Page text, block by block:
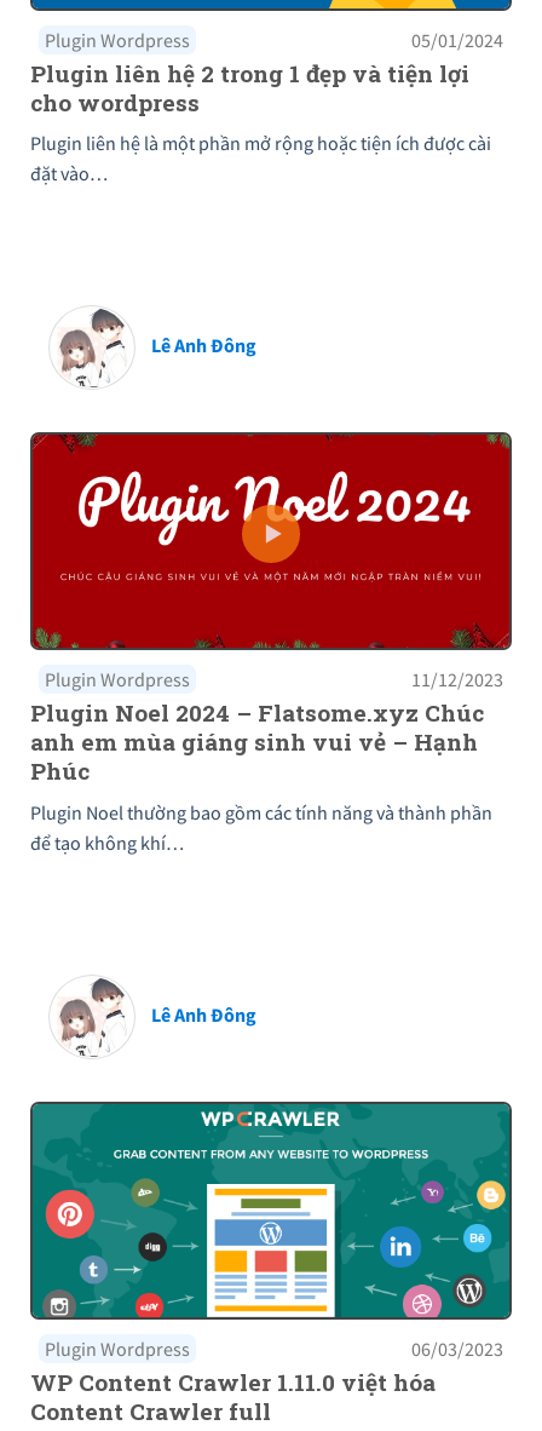
Plugin Wordpress 05/01/2024
Plugin liên hệ 2 trong 1 đẹp và tiện lợi
cho wordpress
Plugin liên hệ là một phần mở rộng hoặc tiện ích được cài
đặt vào…
Lê Anh Đông
Plugin Wordpress 11/12/2023
Plugin Noel 2024 – Flatsome.xyz Chúc
anh em mùa giáng sinh vui vẻ – Hạnh
Phúc
Plugin Noel thường bao gồm các tính năng và thành phần
để tạo không khí…
Lê Anh Đông
Plugin Wordpress 06/03/2023
WP Content Crawler 1.11.0 việt hóa
Content Crawler full